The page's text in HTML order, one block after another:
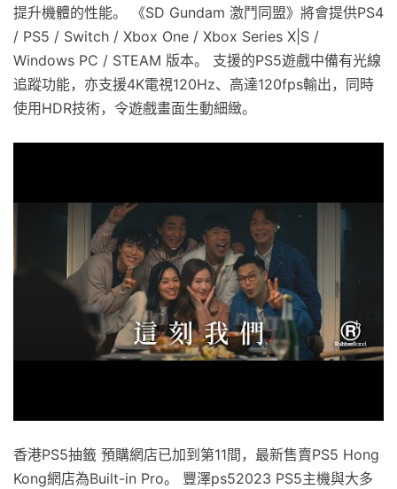
提升機體的性能。 《SD Gundam 激鬥同盟》將會提供PS4
/ PS5 / Switch / Xbox One / Xbox Series X|S /
Windows PC / STEAM 版本。 支援的PS5遊戲中備有光線
追蹤功能，亦支援4K電視120Hz、高達120fps輸出，同時
使用HDR技術，令遊戲畫面生動細緻。
香港PS5抽籤 預購網店已加到第11間，最新售賣PS5 Hong
Kong網店為Built-in Pro。 豐澤ps52023 PS5主機與大多